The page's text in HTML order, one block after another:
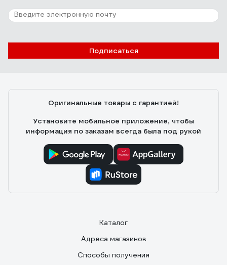
чем в магазинах при одинаковом качестве, при
определённой сноровке расходники живут долго.
Отзыв об аппарате плазменной резки
Aurora AIRHOLD 45
Сергей П. 12.12.2022
Стоимость, качество реза
Подписаться
Оригинальные товары с гарантией!
Установите мобильное приложение, чтобы
информация по заказам всегда была под рукой
Каталог
Адреса магазинов
Способы получения